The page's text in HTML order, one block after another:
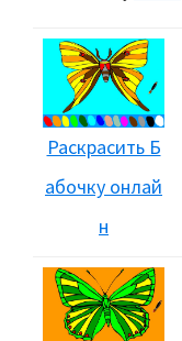
Раскрасить Б
абочку онлай
н